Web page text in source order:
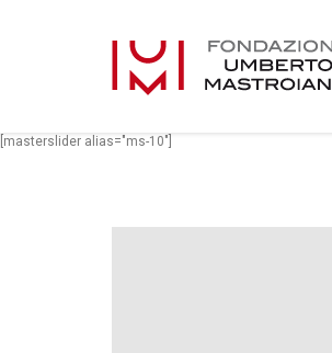
[masterslider alias="ms-10"]